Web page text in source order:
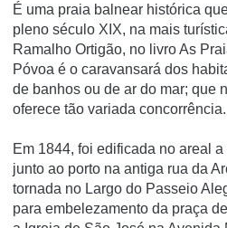
É uma praia balnear histórica
pleno século XIX, na mais
Ramalho Ortigão, no livro As
Póvoa é o caravansará dos
de banhos ou de ar do mar; que
oferece tão variada concorrência.
Em 1844, foi edificada no areal
junto ao porto na antiga rua da
tornada no Largo do Passeio
para embelezamento da praça